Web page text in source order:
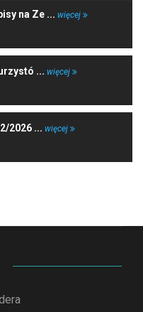
na Ze ... więcej
... więcej
2026 ... więcej